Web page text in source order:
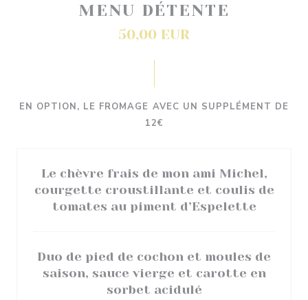
MENU DÉTENTE
50,00 EUR
EN OPTION, LE FROMAGE AVEC UN SUPPLÉMENT DE
12€
Le chèvre frais de mon ami Michel,
courgette croustillante et coulis de
tomates au piment d’Espelette
Duo de pied de cochon et moules de
saison, sauce vierge et carotte en
sorbet acidulé